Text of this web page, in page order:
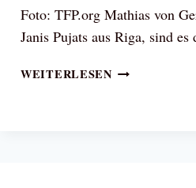
Foto: TFP.org Mathias von
Janis Pujats aus Riga, sind
WEITERLESENKARDINAL